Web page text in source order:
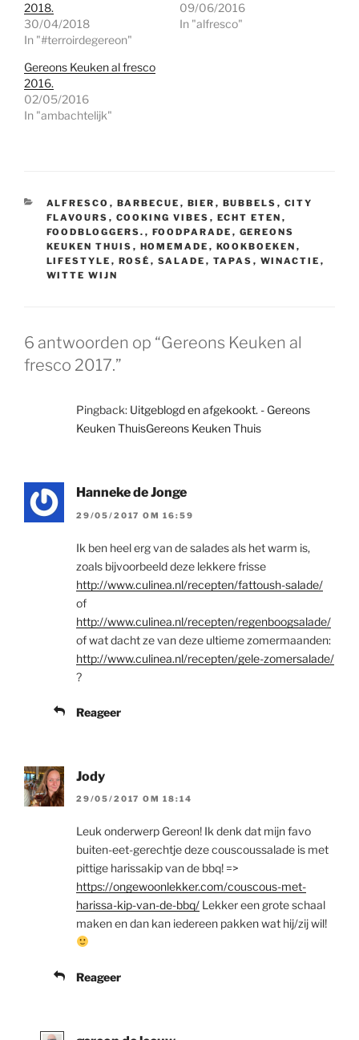
2018.
30/04/2018
In "#terroirdegereon"
09/06/2016
In "alfresco"
Gereons Keuken al fresco
2016.
02/05/2016
In "ambachtelijk"
CATEGORIEËN
ALFRESCO , BARBECUE , BIER , BUBBELS , CITY
FLAVOURS , COOKING VIBES , ECHT ETEN ,
FOODBLOGGERS. , FOODPARADE , GEREONS
KEUKEN THUIS , HOMEMADE , KOOKBOEKEN ,
LIFESTYLE , ROSÉ , SALADE , TAPAS , WINACTIE ,
WITTE WIJN
6 antwoorden op “Gereons Keuken al
fresco 2017.”
Pingback: Uitgeblogd en afgekookt. - Gereons
Keuken ThuisGereons Keuken Thuis
Hanneke de Jonge
29/05/2017 OM 16:59
Ik ben heel erg van de salades als het warm is,
zoals bijvoorbeeld deze lekkere frisse
http://www.culinea.nl/recepten/fattoush-salade/
of
http://www.culinea.nl/recepten/regenboogsalade/
of wat dacht ze van deze ultieme zomermaanden:
http://www.culinea.nl/recepten/gele-zomersalade/
?
Reageer
Jody
29/05/2017 OM 18:14
Leuk onderwerp Gereon! Ik denk dat mijn favo
buiten-eet-gerechtje deze couscoussalade is met
pittige harissakip van de bbq! =>
https://ongewoonlekker.com/couscous-met-
harissa-kip-van-de-bbq/ Lekker een grote schaal
maken en dan kan iedereen pakken wat hij/zij wil!
Reageer